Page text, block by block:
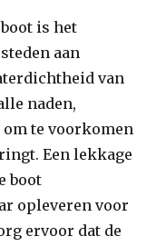
is het
aan
van
naden,
te voorkomen
Een lekkage
boot
opleveren voor
ervoor dat de